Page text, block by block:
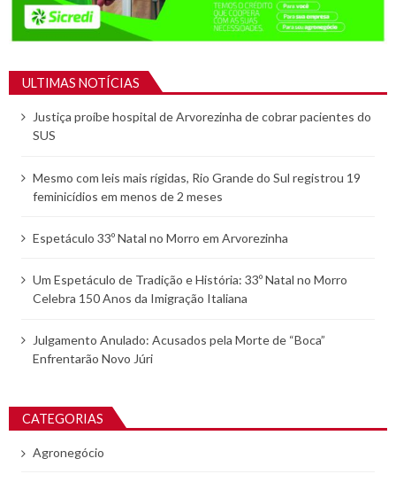
ULTIMAS NOTÍCIAS
Justiça proíbe hospital de Arvorezinha de cobrar pacientes do
SUS
Mesmo com leis mais rígidas, Rio Grande do Sul registrou 19
feminicídios em menos de 2 meses
Espetáculo 33º Natal no Morro em Arvorezinha
Um Espetáculo de Tradição e História: 33º Natal no Morro
Celebra 150 Anos da Imigração Italiana
Julgamento Anulado: Acusados pela Morte de “Boca”
Enfrentarão Novo Júri
CATEGORIAS
Agronegócio